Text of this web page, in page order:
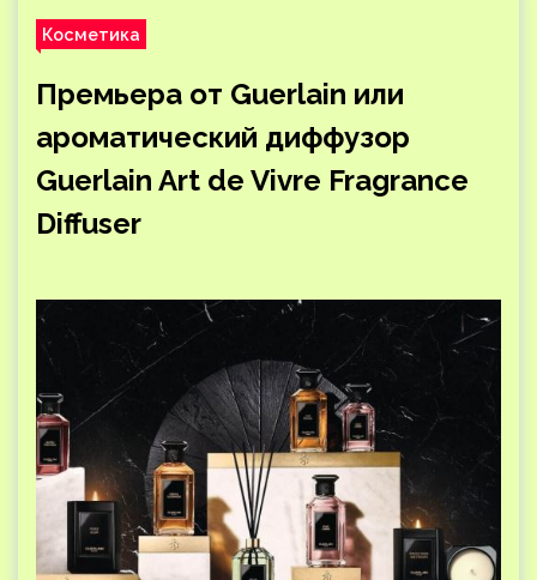
Косметика
Премьера от Guerlain или
ароматический диффузор
Guerlain Art de Vivre Fragrance
Diffuser